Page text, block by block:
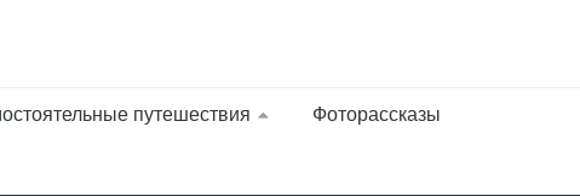
путешествия Фоторассказы